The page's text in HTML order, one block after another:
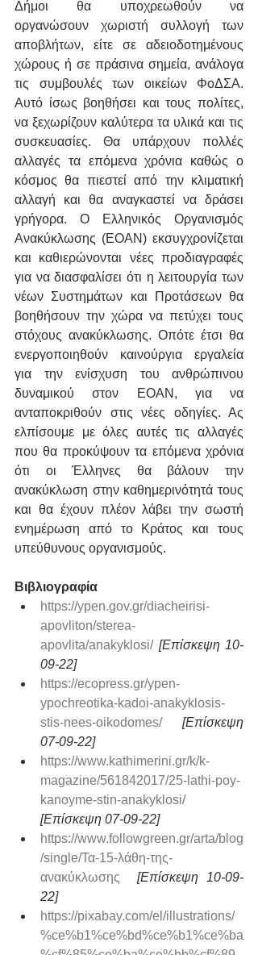
Δήμοι θα υποχρεωθούν να
οργανώσουν χωριστή συλλογή των
αποβλήτων, είτε σε αδειοδοτημένους
χώρους ή σε πράσινα σημεία, ανάλογα
τις συμβουλές των οικείων ΦοΔΣΑ.
Αυτό ίσως βοηθήσει και τους πολίτες,
να ξεχωρίζουν καλύτερα τα υλικά και τις
συσκευασίες. Θα υπάρχουν πολλές
αλλαγές τα επόμενα χρόνια καθώς ο
κόσμος θα πιεστεί από την κλιματική
αλλαγή και θα αναγκαστεί να δράσει
γρήγορα. Ο Ελληνικός Οργανισμός
Ανακύκλωσης (ΕΟΑΝ) εκσυγχρονίζεται
και καθιερώνονται νέες προδιαγραφές
για να διασφαλίσει ότι η λειτουργία των
νέων Συστημάτων και Προτάσεων θα
βοηθήσουν την χώρα να πετύχει τους
στόχους ανακύκλωσης. Οπότε έτσι θα
ενεργοποιηθούν καινούργια εργαλεία
για την ενίσχυση του ανθρώπινου
δυναμικού στον ΕΟΑΝ, για να
ανταποκριθούν στις νέες οδηγίες. Ας
ελπίσουμε με όλες αυτές τις αλλαγές
που θα προκύψουν τα επόμενα χρόνια
ότι οι Έλληνες θα βάλουν την
ανακύκλωση στην καθημερινότητά τους
και θα έχουν πλέον λάβει την σωστή
ενημέρωση από το Κράτος και τους
υπεύθυνους οργανισμούς.
Βιβλιογραφία
https://ypen.gov.gr/diacheirisi-
apovliton/sterea-
apovlita/anakyklosi/ [Επίσκεψη 10-
09-22]
https://ecopress.gr/ypen-
ypochreotika-kadoi-anakyklosis-
stis-nees-oikodomes/ [Επίσκεψη
07-09-22]
https://www.kathimerini.gr/k/k-
magazine/561842017/25-lathi-poy-
kanoyme-stin-anakyklosi/
[Επίσκεψη 07-09-22]
https://www.followgreen.gr/arta/blog
/single/Τα-15-λάθη-της-
ανακύκλωσης [Επίσκεψη 10-09-
22]
https://pixabay.com/el/illustrations/
%ce%b1%ce%bd%ce%b1%ce%ba